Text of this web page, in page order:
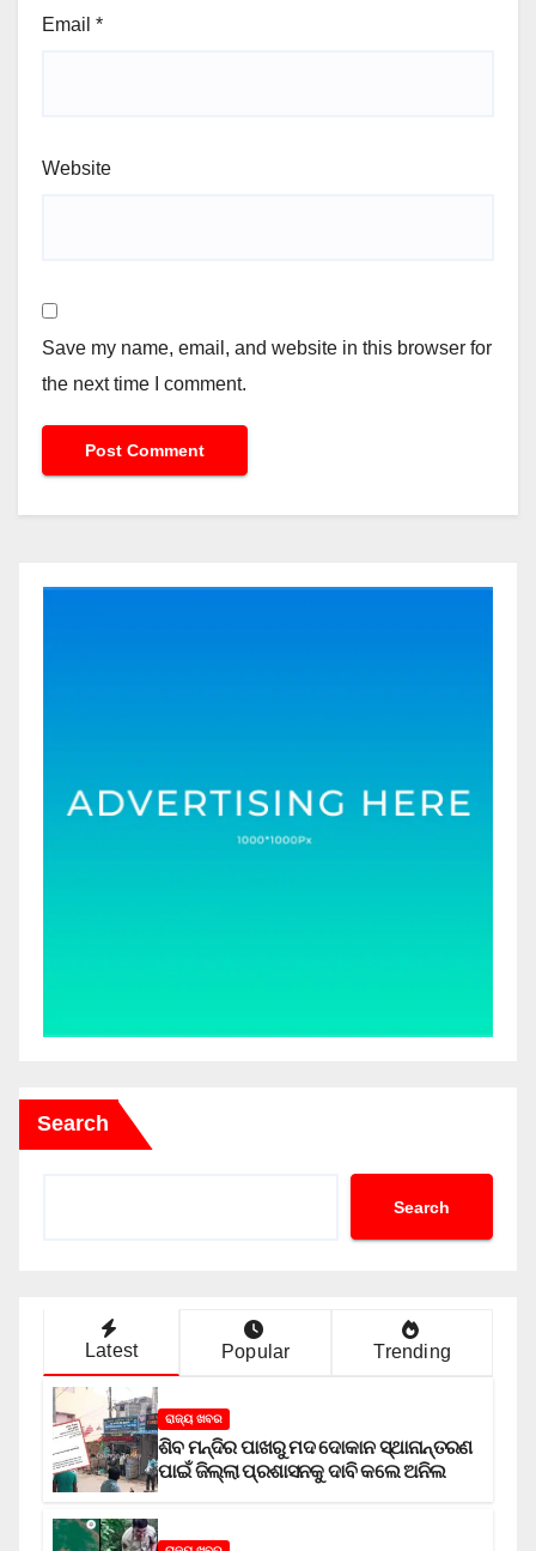
Email *
Website
Save my name, email, and website in this browser for
the next time I comment.
Search
Search
Latest Popular Trending
ରାଜ୍ୟ ଖବର
ଶିବ ମନ୍ଦିର ପାଖରୁ ମଦ ଦୋକାନ ସ୍ଥାନାନ୍ତରଣ
ପାଇଁ ଜିଲ୍ଲା ପ୍ରଶାସନକୁ ଦାବି କଲେ ଅନିଲ